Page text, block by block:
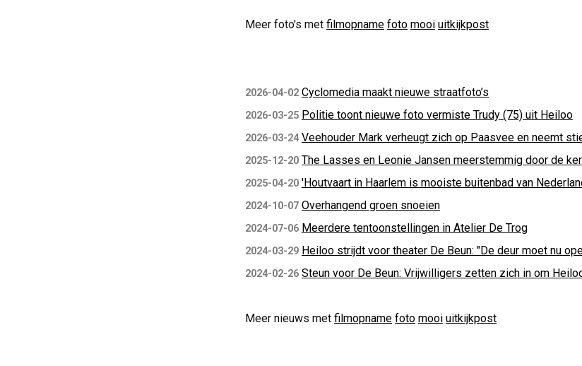
Meer foto's met filmopname foto mooi uitkijkpost
2026-04-02 Cyclomedia maakt nieuwe straatfoto’s
2026-03-25 Politie toont nieuwe foto vermiste Trudy (75) uit Heiloo
2026-03-24 Veehouder Mark verheugt zich op Paasvee en neemt
2025-12-20 The Lasses en Leonie Jansen meerstemmig door de
2025-04-20 'Houtvaart in Haarlem is mooiste buitenbad van
2024-10-07 Overhangend groen snoeien
2024-07-06 Meerdere tentoonstellingen in Atelier De Trog
2024-03-29 Heiloo strijdt voor theater De Beun: "De deur moet nu
2024-02-26 Steun voor De Beun: Vrijwilligers zetten zich in om
Meer nieuws met filmopname foto mooi uitkijkpost